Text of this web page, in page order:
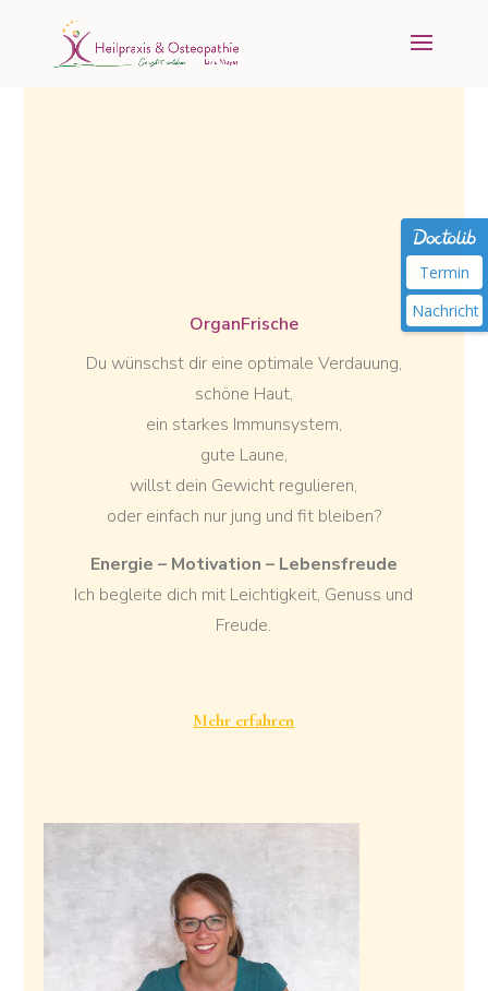
OrganFrische
Du wünschst dir eine optimale Verdauung,
schöne Haut,
ein starkes Immunsystem,
gute Laune,
willst dein Gewicht regulieren,
oder einfach nur jung und fit bleiben?
Energie – Motivation – Lebensfreude
Ich begleite dich mit Leichtigkeit, Genuss und
Freude.
Mehr erfahren
Termin
Nachricht